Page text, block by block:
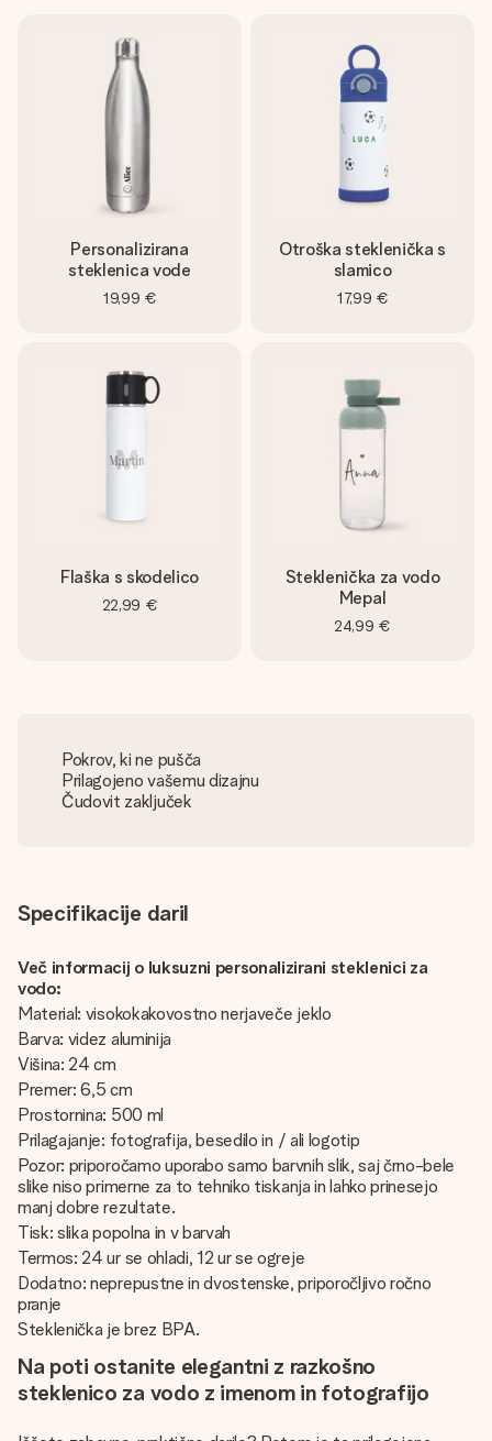
Personalizirana
steklenica vode
19,99 €
Otroška steklenička s
slamico
17,99 €
Flaška s skodelico
22,99 €
Steklenička za vodo
Mepal
24,99 €
Pokrov, ki ne pušča
Prilagojeno vašemu dizajnu
Čudovit zaključek
Specifikacije daril
Več informacij o luksuzni personalizirani steklenici za
vodo:
Material: visokokakovostno nerjaveče jeklo
Barva: videz aluminija
Višina: 24 cm
Premer: 6,5 cm
Prostornina: 500 ml
Prilagajanje: fotografija, besedilo in / ali logotip
Pozor: priporočamo uporabo samo barvnih slik, saj črno-bele
slike niso primerne za to tehniko tiskanja in lahko prinesejo
manj dobre rezultate.
Tisk: slika popolna in v barvah
Termos: 24 ur se ohladi, 12 ur se ogreje
Dodatno: neprepustne in dvostenske, priporočljivo ročno
pranje
Steklenička je brez BPA.
Na poti ostanite elegantni z razkošno
steklenico za vodo z imenom in fotografijo